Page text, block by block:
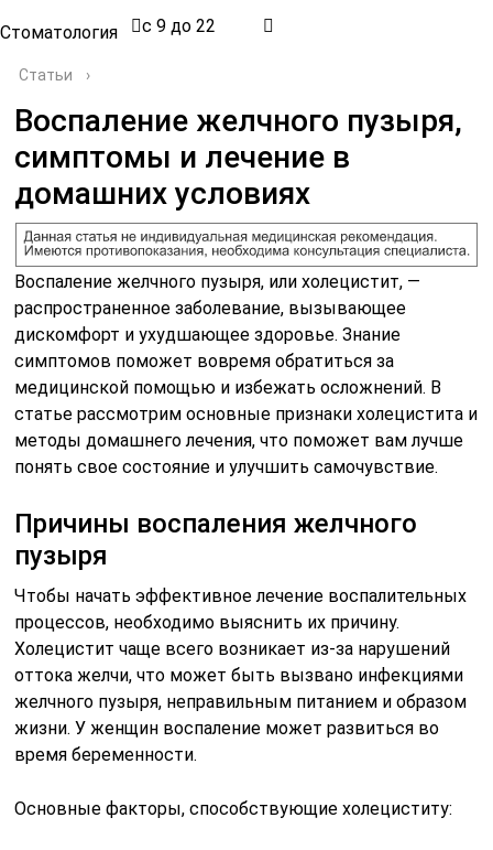
Стоматология с 9 до 22
Статьи ›
Воспаление желчного пузыря,
симптомы и лечение в
домашних условиях
Воспаление желчного пузыря, или холецистит, —
распространенное заболевание, вызывающее
дискомфорт и ухудшающее здоровье. Знание
симптомов поможет вовремя обратиться за
медицинской помощью и избежать осложнений. В
статье рассмотрим основные признаки холецистита и
методы домашнего лечения, что поможет вам лучше
понять свое состояние и улучшить самочувствие.
Причины воспаления желчного
пузыря
Чтобы начать эффективное лечение воспалительных
процессов, необходимо выяснить их причину.
Холецистит чаще всего возникает из-за нарушений
оттока желчи, что может быть вызвано инфекциями
желчного пузыря, неправильным питанием и образом
жизни. У женщин воспаление может развиться во
время беременности.
Основные факторы, способствующие холециститу: